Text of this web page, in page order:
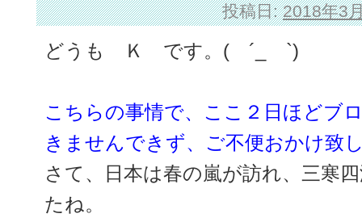
投稿日: 2018年3
どうも Ｋ です。( ´_ゝ`)
こちらの事情で、ここ２日ほどブ
きませんできず、ご不便おかけ致
さて、日本は春の嵐が訪れ、三寒
たね。